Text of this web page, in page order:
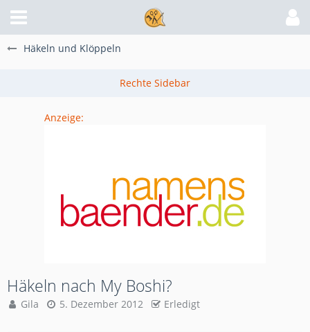
Häkeln und Klöppeln
Anzeige:
Häkeln nach My Boshi?
Gila 5. Dezember 2012 Erledigt